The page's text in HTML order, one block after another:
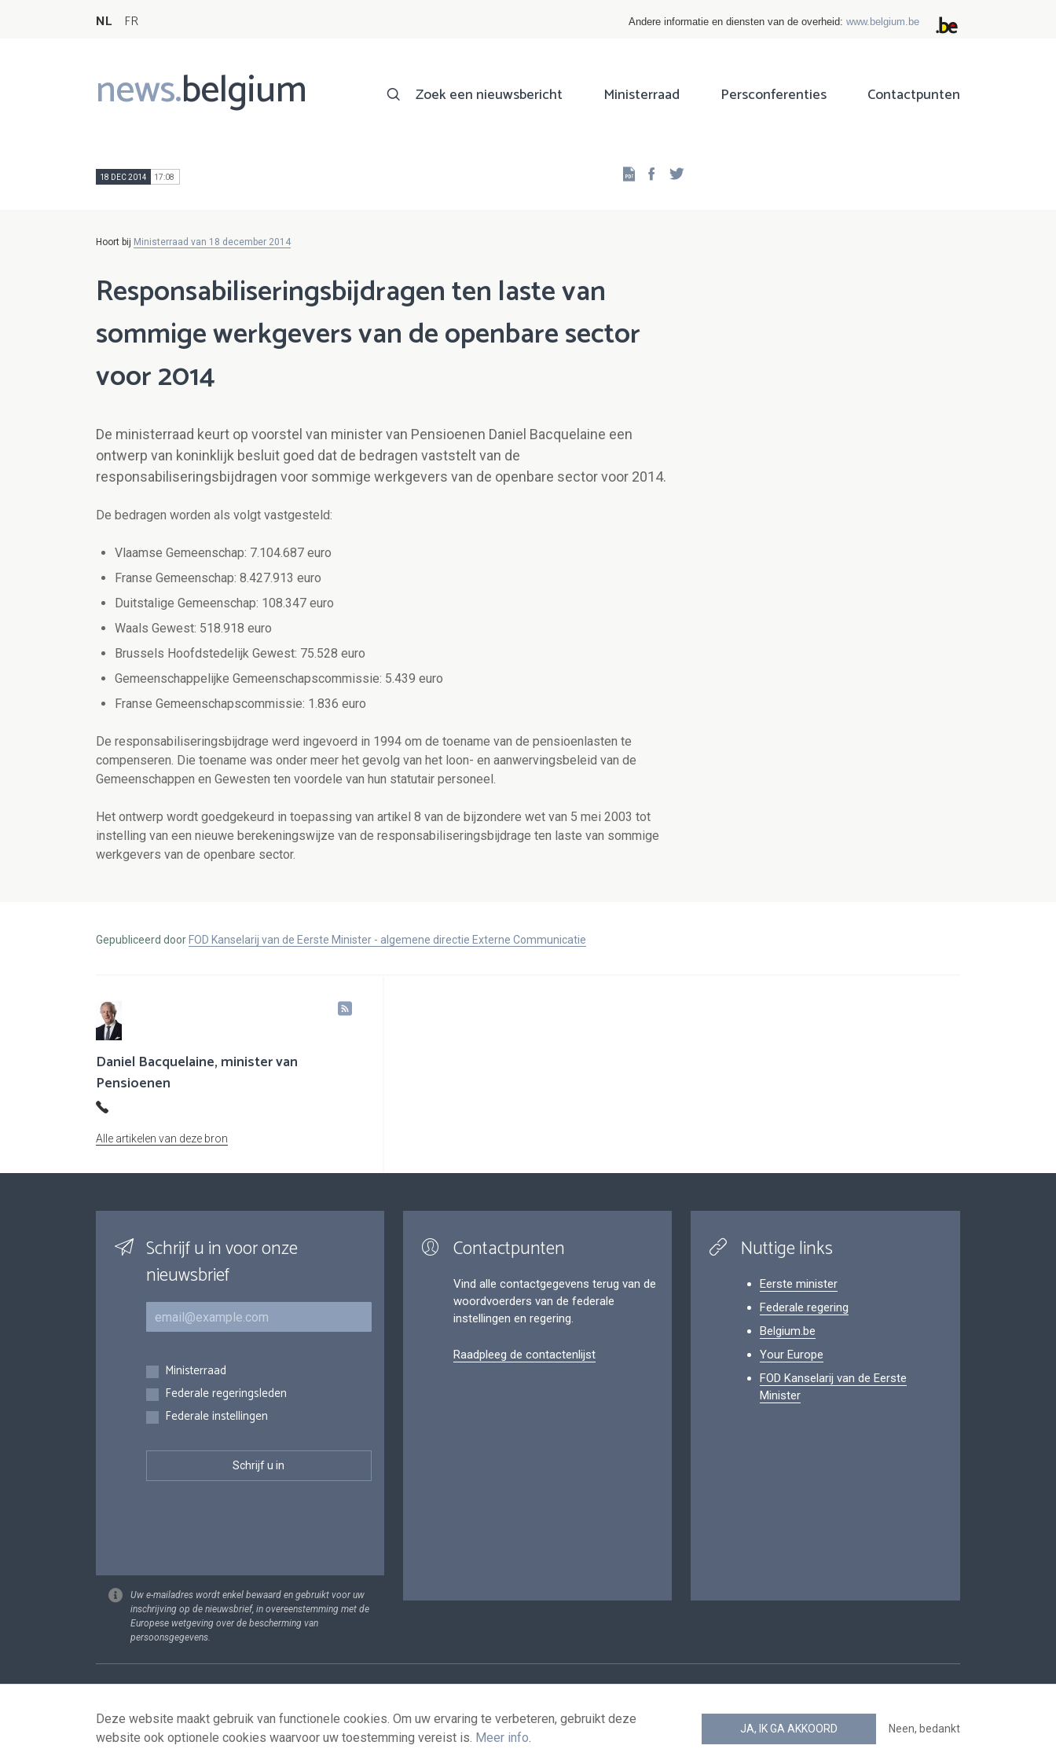
NL FR Andere informatie en diensten van de overheid: www.belgium.be
news.belgium
Main
navigation
Zoek een nieuwsbericht Ministerraad Persconferenties Contactpunten
18 DEC 2014 17:08 Facebook
Hoort bij Ministerraad van 18 december 2014
Responsabiliseringsbijdragen ten laste van
sommige werkgevers van de openbare sector
voor 2014
De ministerraad keurt op voorstel van minister van Pensioenen Daniel Bacquelaine een
ontwerp van koninklijk besluit goed dat de bedragen vaststelt van de
responsabiliseringsbijdragen voor sommige werkgevers van de openbare sector voor 2014.
De bedragen worden als volgt vastgesteld:
Vlaamse Gemeenschap: 7.104.687 euro
Franse Gemeenschap: 8.427.913 euro
Duitstalige Gemeenschap: 108.347 euro
Waals Gewest: 518.918 euro
Brussels Hoofdstedelijk Gewest: 75.528 euro
Gemeenschappelijke Gemeenschapscommissie: 5.439 euro
Franse Gemeenschapscommissie: 1.836 euro
De responsabiliseringsbijdrage werd ingevoerd in 1994 om de toename van de pensioenlasten te
compenseren. Die toename was onder meer het gevolg van het loon- en aanwervingsbeleid van de
Gemeenschappen en Gewesten ten voordele van hun statutair personeel.
Het ontwerp wordt goedgekeurd in toepassing van artikel 8 van de bijzondere wet van 5 mei 2003 tot
instelling van een nieuwe berekeningswijze van de responsabiliseringsbijdrage ten laste van sommige
werkgevers van de openbare sector.
Gepubliceerd door FOD Kanselarij van de Eerste Minister - algemene directie Externe Communicatie
Daniel Bacquelaine, minister van
Pensioenen
Alle artikelen van deze bron
Schrijf u in voor onze
nieuwsbrief
E-mail
Inschrijvingen
Ministerraad
Federale regeringsleden
Federale instellingen
Uw e-mailadres wordt enkel bewaard en gebruikt voor uw
inschrijving op de nieuwsbrief, in overeenstemming met de
Europese wetgeving over de bescherming van
persoonsgegevens.
Contactpunten
Vind alle contactgegevens terug van de
woordvoerders van de federale
instellingen en regering.
Raadpleeg de contactenlijst
Nuttige links
Eerste minister
Federale regering
Belgium.be
Your Europe
FOD Kanselarij van de Eerste
Minister
Footer
Deze website maakt gebruik van functionele cookies. Om uw ervaring te verbeteren, gebruikt deze
website ook optionele cookies waarvoor uw toestemming vereist is. Meer info.
JA, IK GA AKKOORD Neen, bedankt